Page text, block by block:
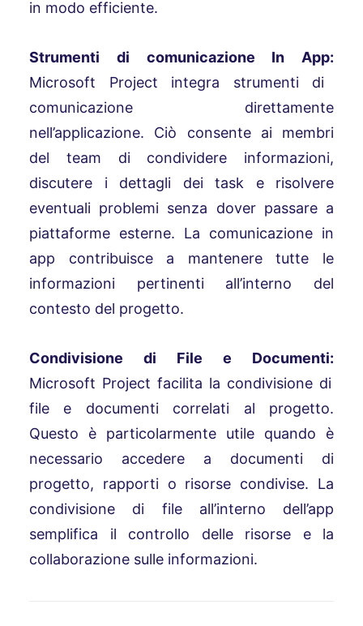
in modo efficiente.
Strumenti di comunicazione In App:
Microsoft Project integra strumenti di
comunicazione direttamente
nell’applicazione. Ciò consente ai membri
del team di condividere informazioni,
discutere i dettagli dei task e risolvere
eventuali problemi senza dover passare a
piattaforme esterne. La comunicazione in
app contribuisce a mantenere tutte le
informazioni pertinenti all’interno del
contesto del progetto.
Condivisione di File e Documenti:
Microsoft Project facilita la condivisione di
file e documenti correlati al progetto.
Questo è particolarmente utile quando è
necessario accedere a documenti di
progetto, rapporti o risorse condivise. La
condivisione di file all’interno dell’app
semplifica il controllo delle risorse e la
collaborazione sulle informazioni.